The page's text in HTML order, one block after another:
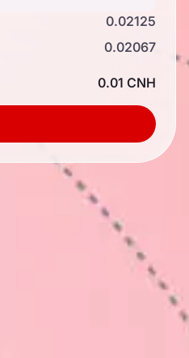
0.02125
0.02067
0.01 CNH